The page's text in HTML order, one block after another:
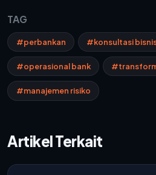
TAG
#perbankan #konsultasi
#operasional bank
#manajemen risiko
Artikel Terkait